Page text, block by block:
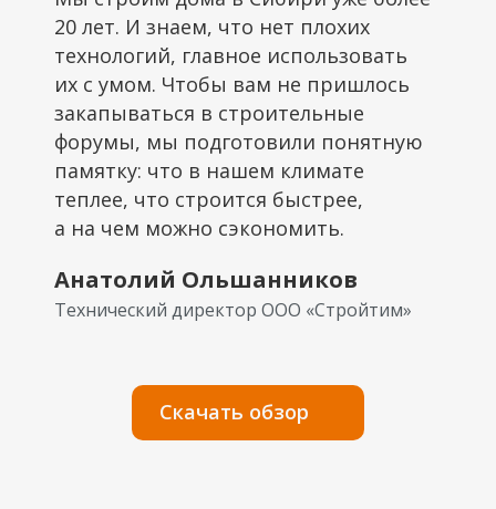
20 лет. И знаем, что нет плохих
технологий, главное использовать
их с умом. Чтобы вам не пришлось
закапываться в строительные
форумы, мы подготовили понятную
памятку: что в нашем климате
теплее, что строится быстрее,
а на чем можно сэкономить.
Анатолий Ольшанников
Технический директор ООО «Стройтим»
Скачать обзор